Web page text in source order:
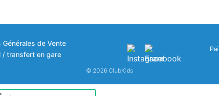
Générales de Vente
/ transfert en gare
© 2026 ClubKids